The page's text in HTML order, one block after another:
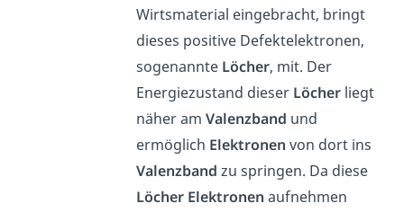
Wirtsmaterial eingebracht, bringt
dieses positive Defektelektronen,
sogenannte Löcher, mit. Der
Energiezustand dieser Löcherliegt
näher am Valenzband und
ermöglich Elektronen von dort ins
Valenzband zu springen. Da diese
Löcher Elektronen aufnehmen